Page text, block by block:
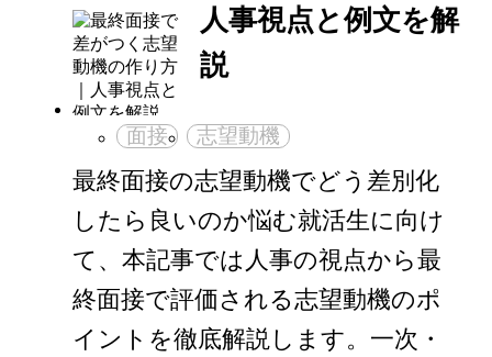
人事視点と例文を解
説
面接 志望動機
最終面接の志望動機でどう差別化
したら良いのか悩む就活生に向け
て、本記事では人事の視点から最
終面接で評価される志望動機のポ
イントを徹底解説します。一次・